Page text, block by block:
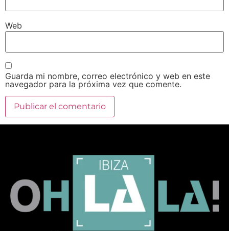
Web
Guarda mi nombre, correo electrónico y web en este
navegador para la próxima vez que comente.